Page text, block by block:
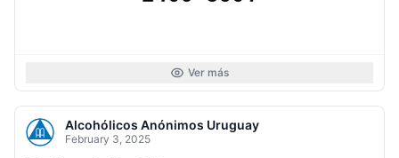
Ver más
Alcohólicos Anónimos Uruguay
February 3, 2025